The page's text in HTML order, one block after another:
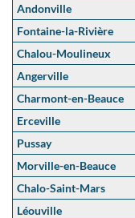
Andonville
Fontaine-la-Rivière
Chalou-Moulineux
Angerville
Charmont-en-Beauce
Erceville
Pussay
Morville-en-Beauce
Chalo-Saint-Mars
Léouville